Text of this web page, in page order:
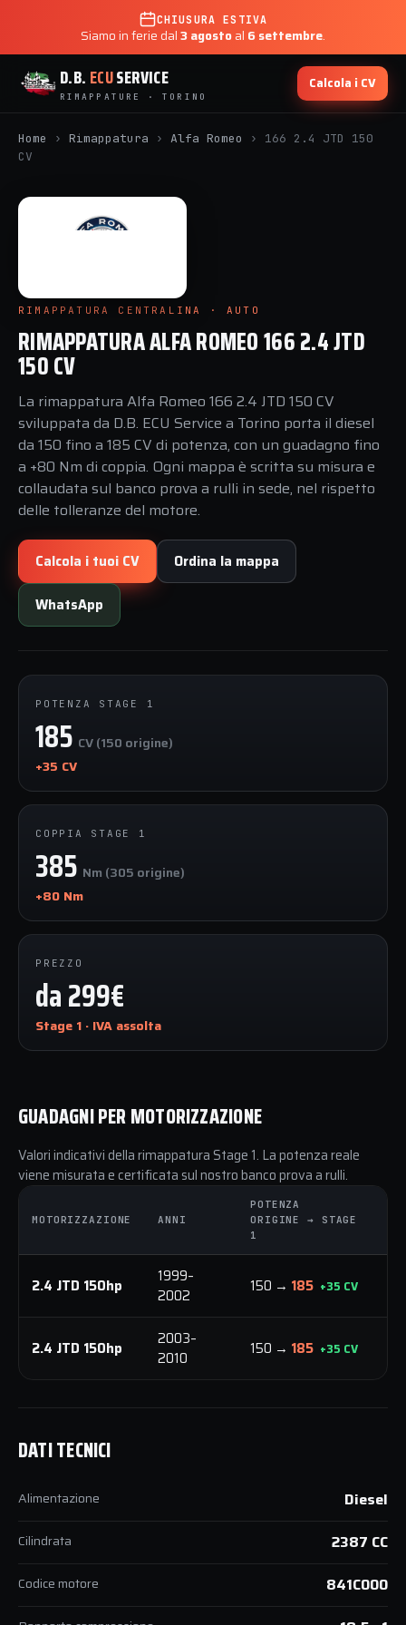
CHIUSURA ESTIVA
Siamo in ferie dal3 agostoal 6 settembre.
D.B. ECUSERVICE
RIMAPPATURE · TORINO
Calcola i CV
Home › Rimappatura › Alfa Romeo › 166 2.4 JTD 150
CV
RIMAPPATURA CENTRALINA · AUTO
RIMAPPATURA ALFA ROMEO 166 2.4 JTD
150 CV
La rimappatura Alfa Romeo 166 2.4 JTD 150 CV
sviluppata da D.B. ECU Service a Torino porta il diesel
da 150 fino a 185 CV di potenza, con un guadagno fino
a +80 Nm di coppia. Ogni mappa è scritta su misura e
collaudata sul banco prova a rulli in sede, nel rispetto
delle tolleranze del motore.
Calcola i tuoi CV Ordina la mappa
WhatsApp
POTENZA STAGE 1
185 CV (150 origine)
+35 CV
COPPIA STAGE 1
385 Nm (305 origine)
+80 Nm
PREZZO
da 299€
Stage 1 · IVA assolta
GUADAGNI PER MOTORIZZAZIONE
Valori indicativi della rimappatura Stage 1. La potenza reale
viene misurata e certificata sul nostro banco prova a rulli.
MOTORIZZAZIONE ANNI
POTENZA
ORIGINE → STAGE
1
2.4 JTD 150hp
1999–
2002
150 → 185 +35 CV
2.4 JTD 150hp
2003–
2010
150 → 185 +35 CV
DATI TECNICI
Alimentazione Diesel
Cilindrata 2387 CC
Codice motore 841C000